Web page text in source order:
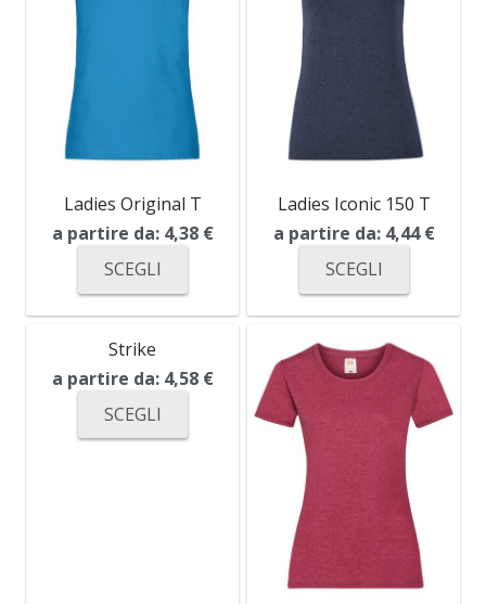
Ladies Original T
a partire da: 4,38 €
SCEGLI
Ladies Iconic 150 T
a partire da: 4,44€
SCEGLI
Strike
a partire da: 4,58 €
SCEGLI